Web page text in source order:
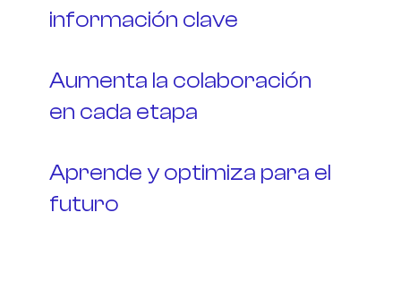
información clave
Aumenta la colaboración
en cada etapa
Aprende y optimiza para el
futuro